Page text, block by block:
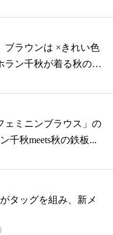
ブラウンは ×きれい色
ラン千秋が着る秋の鉄
ェミニンブラウス」の
千秋meets秋の鉄板...
タッグを組み、新メ